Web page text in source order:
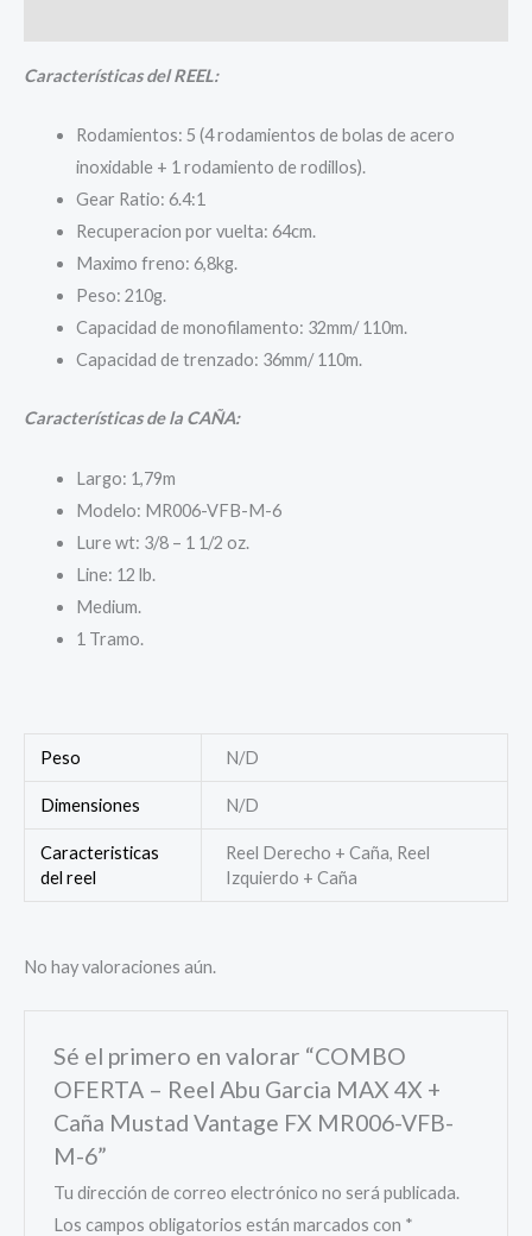
Características del REEL:
Rodamientos: 5 (4 rodamientos de bolas de acero
inoxidable + 1 rodamiento de rodillos).
Gear Ratio: 6.4:1
Recuperacion por vuelta: 64cm.
Maximo freno: 6,8kg.
Peso: 210g.
Capacidad de monofilamento: 32mm/ 110m.
Capacidad de trenzado: 36mm/ 110m.
Características de la CAÑA:
Largo: 1,79m
Modelo: MR006-VFB-M-6
Lure wt: 3/8 – 1 1/2 oz.
Line: 12 lb.
Medium.
1 Tramo.
Peso N/D
Dimensiones N/D
Caracteristicas
del reel
Reel Derecho + Caña, Reel
Izquierdo + Caña
No hay valoraciones aún.
Sé el primero en valorar “COMBO
OFERTA – Reel Abu Garcia MAX 4X +
Caña Mustad Vantage FX MR006-VFB-
M-6”
Tu dirección de correo electrónico no será publicada.
Los campos obligatorios están marcados con *